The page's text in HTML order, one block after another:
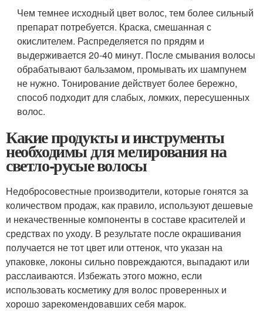
Чем темнее исходный цвет волос, тем более сильный
препарат потребуется. Краска, смешанная с
окислителем. Распределяется по прядям и
выдерживается 20-40 минут. После смывания волосы
обрабатывают бальзамом, промывать их шампунем
не нужно. Тонирование действует более бережно,
способ подходит для слабых, ломких, пересушенных
волос.
Какие продукты и инструменты
необходимы для мелирования на
светло-русые волосы
Недобросовестные производители, которые гонятся за
количеством продаж, как правило, используют дешевые
и некачественные компоненты в составе красителей и
средствах по уходу. В результате после окрашивания
получается не тот цвет или оттенок, что указан на
упаковке, локоны сильно повреждаются, выпадают или
расслаиваются. Избежать этого можно, если
использовать косметику для волос проверенных и
хорошо зарекомендовавших себя марок.